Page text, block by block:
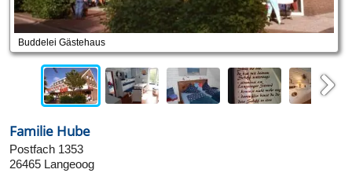
Buddelei Gästehaus
Familie Hube
Postfach 1353
26465 Langeoog